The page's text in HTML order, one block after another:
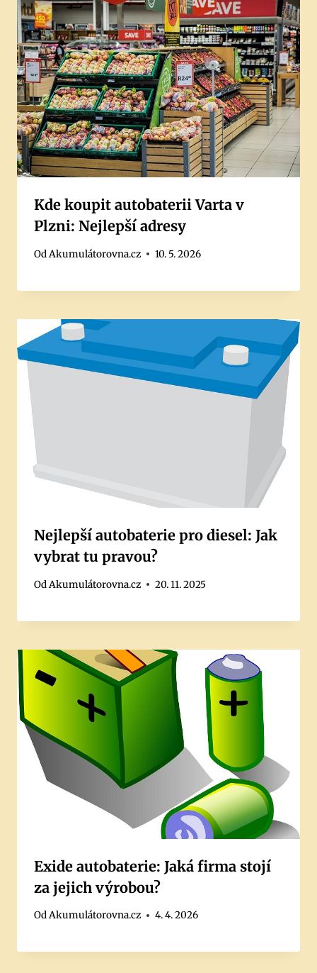
Kde koupit autobaterii Varta v
Plzni: Nejlepší adresy
OdAkumulátorovna.cz 10. 5. 2026
Nejlepší autobaterie pro diesel: Jak
vybrat tu pravou?
OdAkumulátorovna.cz 20. 11. 2025
Exide autobaterie: Jaká firma stojí
za jejich výrobou?
OdAkumulátorovna.cz 4. 4. 2026